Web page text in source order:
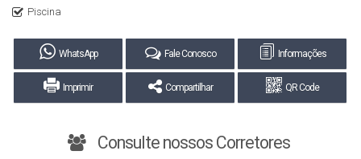
Piscina
WhatsApp Fale Conosco Informações
Imprimir Compartilhar QR Code
Consulte nossos Corretores